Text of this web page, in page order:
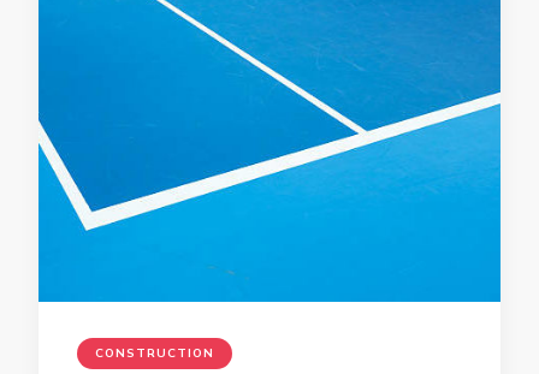
CONSTRUCTION